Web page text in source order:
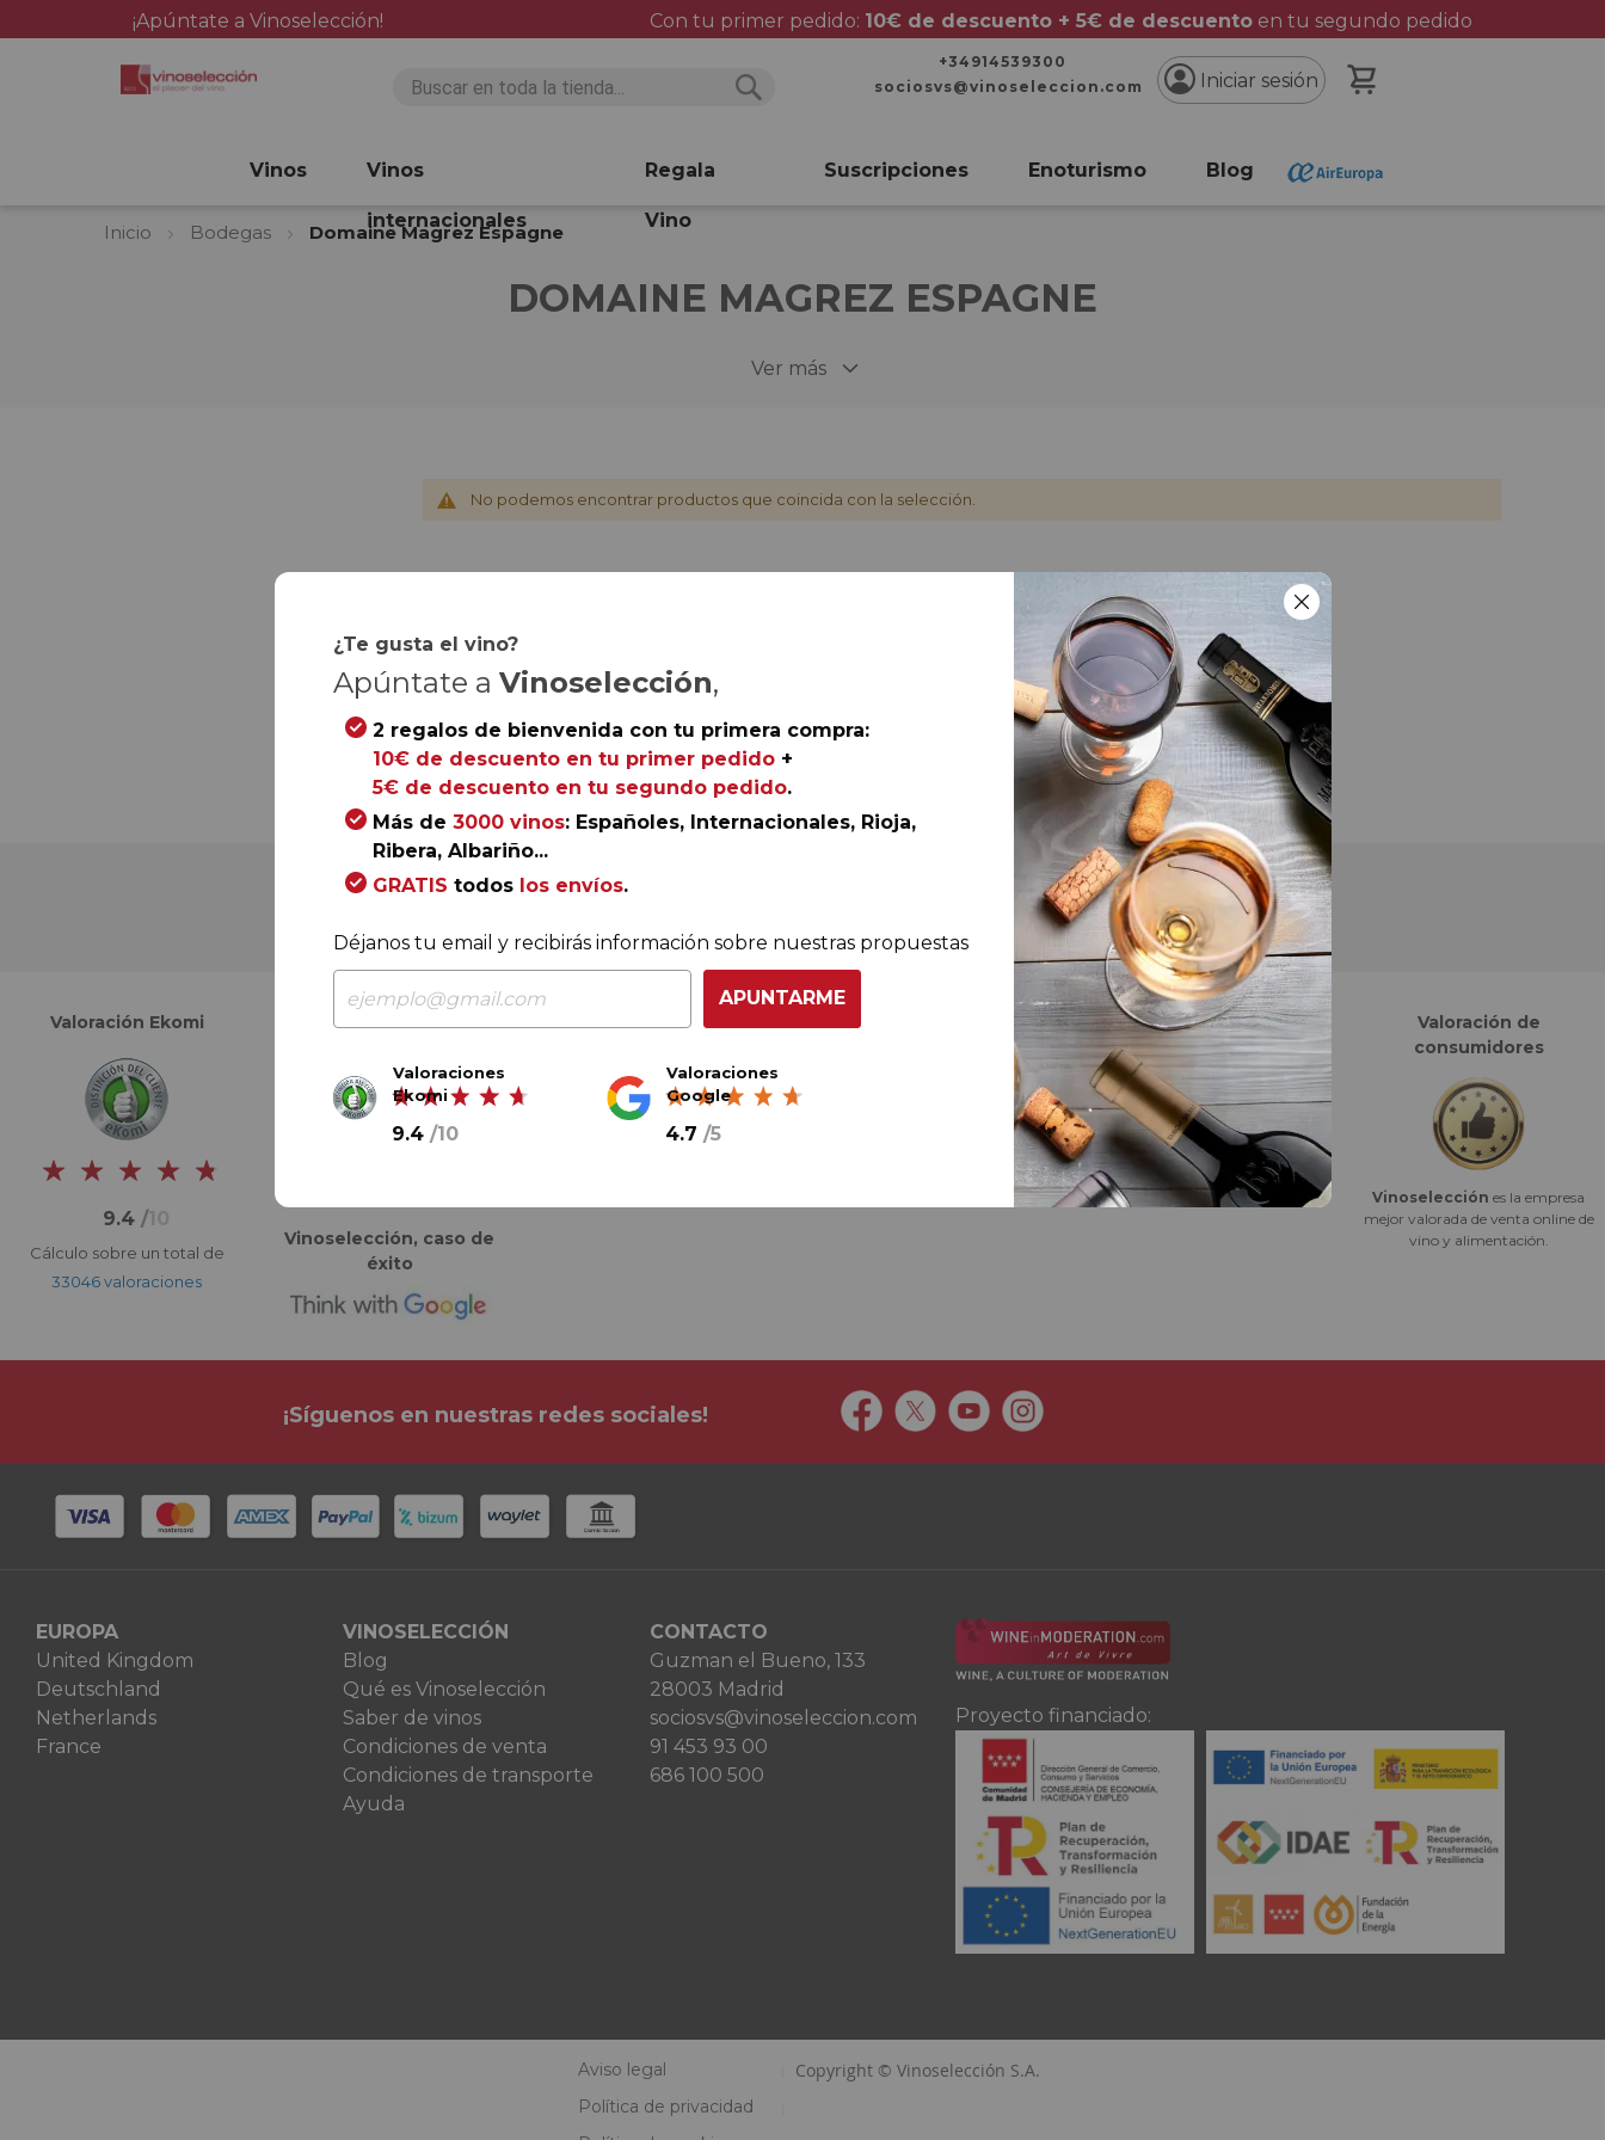
¡Apúntate a Vinoselección! Con tu primer pedido: 10€ de descuento + 5€ de descuentoen tu segundo pedido
+34914539300
sociosvs@vinoseleccion.com
Iniciar sesión
Vinos Vinos
internacionales
Regala
Vino
Suscripciones Enoturismo Blog
Inicio Bodegas Domaine Magrez Espagne
DOMAINE MAGREZ ESPAGNE
Ver más
No podemos encontrar productos que coincida con la selección.
COMPRA CON TOTAL CONFIANZA
Más de 180.000 clientes ya lo hacen
Valoración Ekomi
9.4 /10
Cálculo sobre un total de
33046 valoraciones
Valoración Google
Vinoselección, caso de
éxito
Ganador eCommerce
Ganador eAwards 2023
Mejor e-commerce del año
Finalistas eCommerce
Awards España
Mejor e-commerce 2023
Valoración de
consumidores
Vinoselección es la empresa
mejor valorada de venta online de
vino y alimentación.
¡Síguenos en nuestras redes sociales!
EUROPA
United Kingdom
Deutschland
Netherlands
France
VINOSELECCIÓN
Blog
Qué es Vinoselección
Saber de vinos
Condiciones de venta
Condiciones de transporte
Ayuda
CONTACTO
Guzman el Bueno, 133
28003 Madrid
sociosvs@vinoseleccion.com
91 453 93 00
686 100 500
Proyecto financiado:
Aviso legal
Política de privacidad
Copyright © Vinoselección S.A.
¿Te gusta el vino?
Apúntate a Vinoselección,
2 regalos de bienvenida con tu primera compra:
10€ de descuento en tu primer pedido+
5€ de descuento en tu segundo pedido.
Más de 3000 vinos: Españoles, Internacionales, Rioja,
Ribera, Albariño...
GRATIS todos los envíos.
Déjanos tu email y recibirás información sobre nuestras propuestas
APUNTARME
Valoraciones
Ekomi
9.4 /10
Valoraciones
Google
4.7 /5